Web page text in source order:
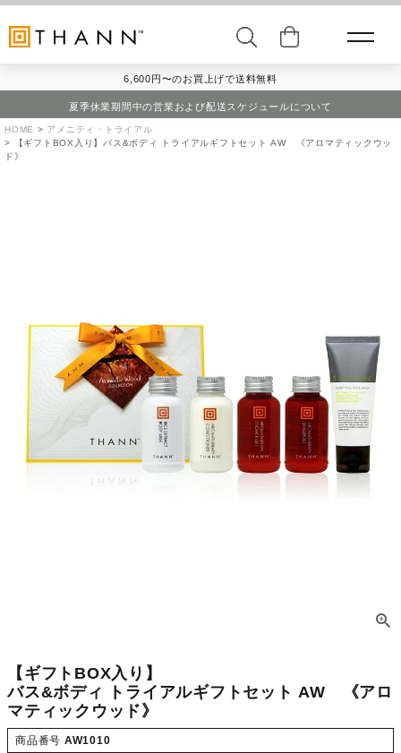
6,600円〜のお買上げで送料無料
夏季休業期間中の営業および配送スケジュールについて
HOME
アメニティ・トライアル
【ギフトBOX入り】バス&ボディ トライアルギフトセット AW 《アロマティックウッ
ド》
【ギフトBOX入り】
バス&ボディ トライアルギフトセット AW 《アロ
マティックウッド》
商品番号 AW1010